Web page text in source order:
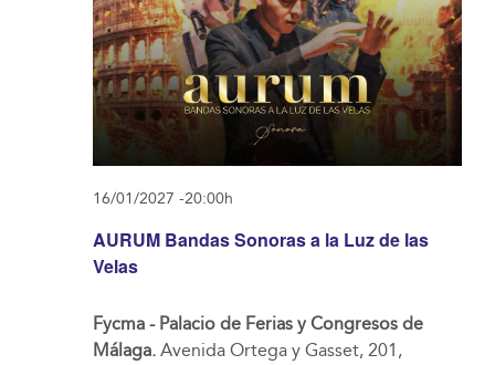
AURUM Bandas Sonoras a la Luz de las
Velas
16/01/2027 -20:00h
Fycma - Palacio de Ferias y Congresos de
Málaga. Avenida Ortega y Gasset, 201,